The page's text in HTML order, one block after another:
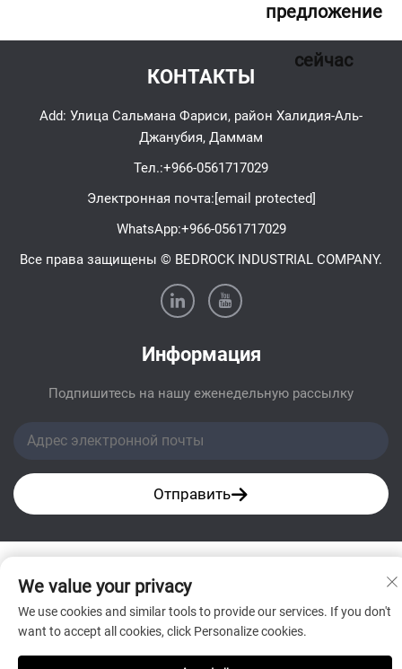
предложение
сейчас
КОНТАКТЫ
Add: Улица Сальмана Фариси, район Халидия-Аль-
Джанубия, Даммам
Тел.:+966-0561717029
Электронная почта:[email protected]
WhatsApp:+966-0561717029
Все права защищены © BEDROCK INDUSTRIAL COMPANY.
Информация
Подпишитесь на нашу еженедельную рассылку
Отправить
We value your privacy
We use cookies and similar tools to provide our services. If you don't
want to accept all cookies, click Personalize cookies.